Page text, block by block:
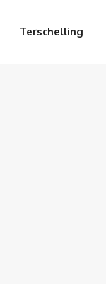
Terschelling